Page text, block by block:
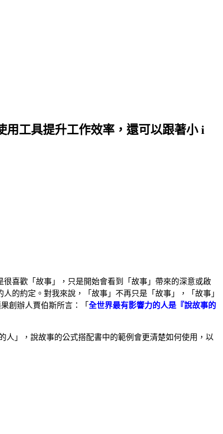
工具提升工作效率，還可以跟著小 i
喜歡「故事」，只是開始會看到「故事」帶來的深意或啟
的約定。對我來說，「故事」不再只是「故事」，「故事」
創辦人賈伯斯所言：「 全世界最有影響力的人是『說故事的
人」，說故事的公式搭配書中的範例會更清楚如何使用，以